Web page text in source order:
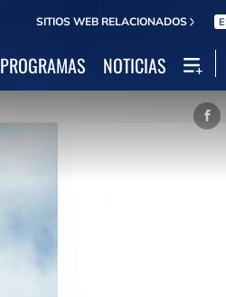
SITIOS WEB RELACIONADOS
PROGRAMAS NOTICIAS